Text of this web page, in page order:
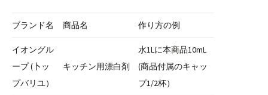
ブランド名 商品名 作り方の例
イオングル
ープ (卜ッ
プバリユ）
キッチン用漂白剤
水1Lに本商品10mL
(商品付属のキャッ
プ1/2杯）